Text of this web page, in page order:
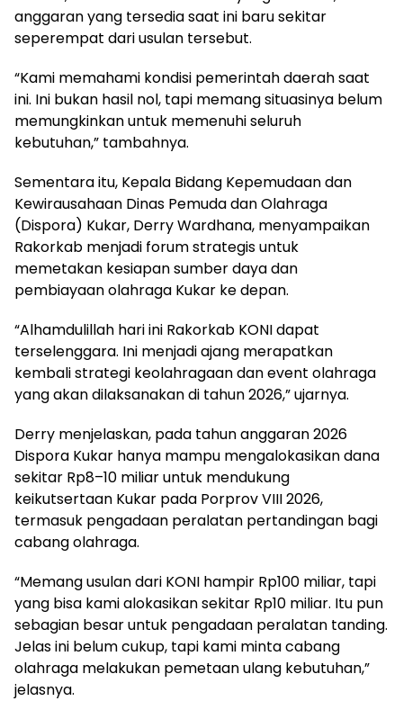
anggaran yang tersedia saat ini baru sekitar
seperempat dari usulan tersebut.
“Kami memahami kondisi pemerintah daerah saat
ini. Ini bukan hasil nol, tapi memang situasinya belum
memungkinkan untuk memenuhi seluruh
kebutuhan,” tambahnya.
Sementara itu, Kepala Bidang Kepemudaan dan
Kewirausahaan Dinas Pemuda dan Olahraga
(Dispora) Kukar, Derry Wardhana, menyampaikan
Rakorkab menjadi forum strategis untuk
memetakan kesiapan sumber daya dan
pembiayaan olahraga Kukar ke depan.
“Alhamdulillah hari ini Rakorkab KONI dapat
terselenggara. Ini menjadi ajang merapatkan
kembali strategi keolahragaan dan event olahraga
yang akan dilaksanakan di tahun 2026,” ujarnya.
Derry menjelaskan, pada tahun anggaran 2026
Dispora Kukar hanya mampu mengalokasikan dana
sekitar Rp8–10 miliar untuk mendukung
keikutsertaan Kukar pada Porprov VIII 2026,
termasuk pengadaan peralatan pertandingan bagi
cabang olahraga.
“Memang usulan dari KONI hampir Rp100 miliar, tapi
yang bisa kami alokasikan sekitar Rp10 miliar. Itu pun
sebagian besar untuk pengadaan peralatan tanding.
Jelas ini belum cukup, tapi kami minta cabang
olahraga melakukan pemetaan ulang kebutuhan,”
jelasnya.